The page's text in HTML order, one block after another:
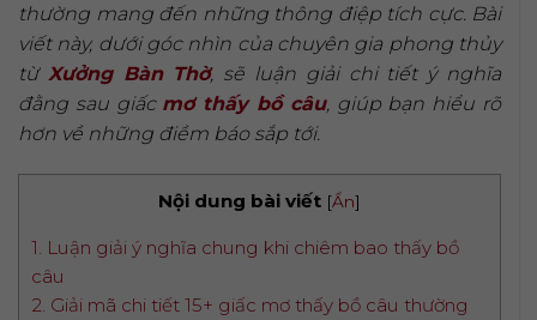
thường mang đến những thông điệp tích cực. Bài
viết này, dưới góc nhìn của chuyên gia phong thủy
từ Xưởng Bàn Thờ, sẽ luận giải chi tiết ý nghĩa
đằng sau giấc mơ thấy bồ câu, giúp bạn hiểu rõ
hơn về những điềm báo sắp tới.
Nội dung bài viết [Ẩn]
1. Luận giải ý nghĩa chung khi chiêm bao thấy bồ
câu
2. Giải mã chi tiết 15+ giấc mơ thấy bồ câu thường